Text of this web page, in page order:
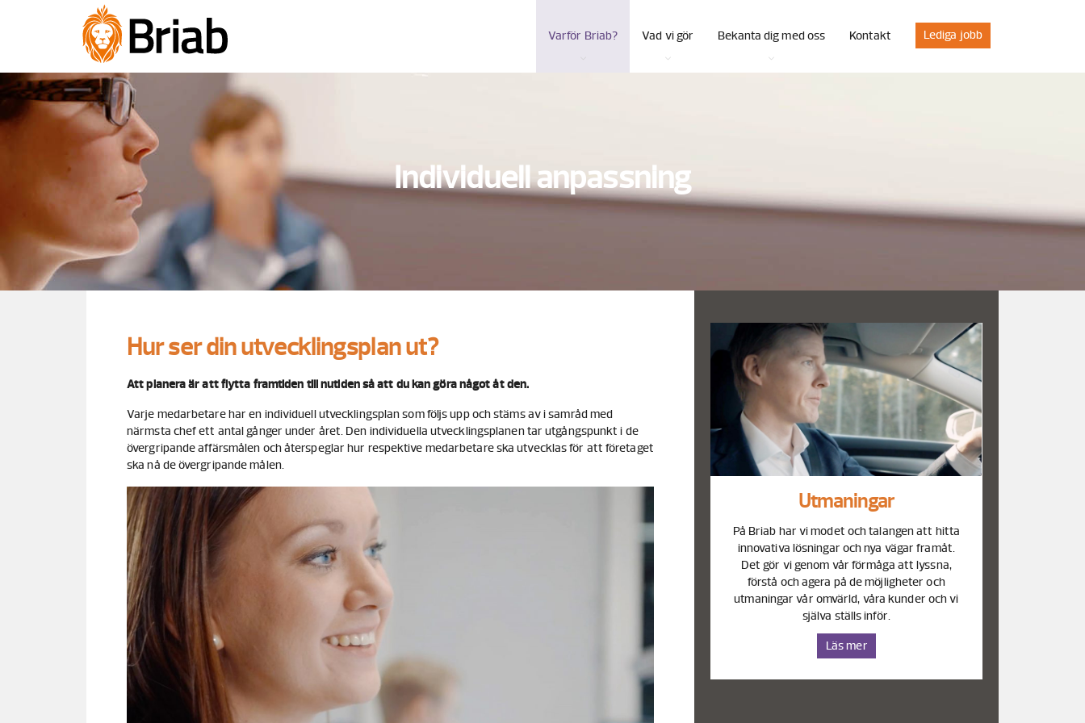
Varför Briab? Vad vi gör Bekanta dig med oss Kontakt Lediga jobb
Individuell anpassning
Hur ser din utvecklingsplan ut?
Att planera är att flytta framtiden till nutiden så att du kan göra något åt den.
Varje medarbetare har en individuell utvecklingsplan som följs upp och stäms av i samråd med
närmsta chef ett antal gånger under året. Den individuella utvecklingsplanen tar utgångspunkt i de
övergripande affärsmålen och återspeglar hur respektive medarbetare ska utvecklas för att företaget
ska nå de övergripande målen.
Utmaningar
På Briab har vi modet och talangen att hitta
innovativa lösningar och nya vägar framåt.
Det gör vi genom vår förmåga att lyssna,
förstå och agera på de möjligheter och
utmaningar vår omvärld, våra kunder och vi
själva ställs inför.
Läs mer